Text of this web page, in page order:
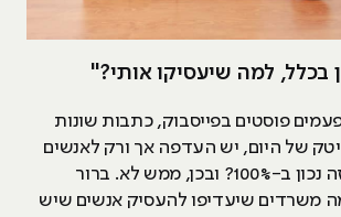
פוסטים בפייסבוק, כתבות שונות
של היום, יש העדפה אך ורק לאנשים
בעלי ניסיון, האם זה נכון ב-100%? ובכן, ממש לא. ברור
משרדים שיעדיפו להעסיק אנשים שיש